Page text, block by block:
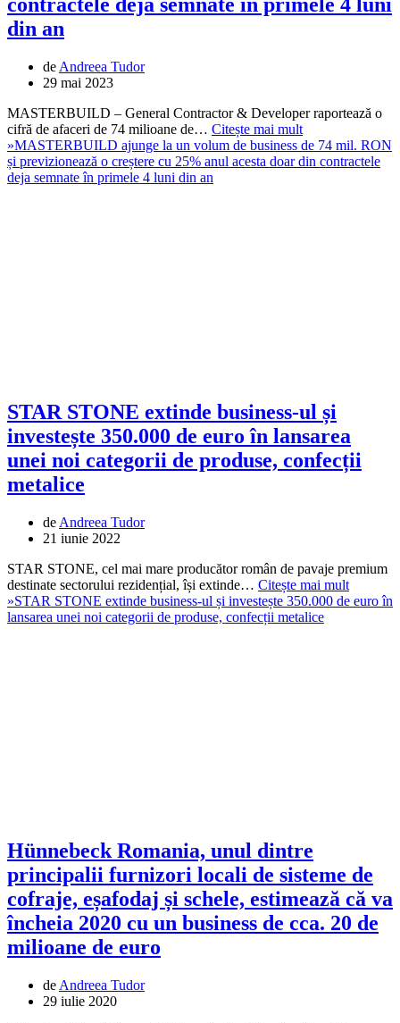
din an
de Andreea Tudor
29 mai 2023
MASTERBUILD – General Contractor & Developer raportează o
cifră de afaceri de 74 milioane de… Citește mai mult
»MASTERBUILD ajunge la un volum de business de 74 mil. RON
și previzionează o creștere cu 25% anul acesta doar din contractele
deja semnate în primele 4 luni din an
STAR STONE extinde business-ul și
investește 350.000 de euro în lansarea
unei noi categorii de produse, confecții
metalice
de Andreea Tudor
21 iunie 2022
STAR STONE, cel mai mare producător român de pavaje premium
destinate sectorului rezidențial, își extinde… Citește mai mult
»STAR STONE extinde business-ul și investește 350.000 de euro în
lansarea unei noi categorii de produse, confecții metalice
Hünnebeck Romania, unul dintre
principalii furnizori locali de sisteme de
cofraje, eșafodaj și schele, estimează că va
încheia 2020 cu un business de cca. 20 de
milioane de euro
de Andreea Tudor
29 iulie 2020